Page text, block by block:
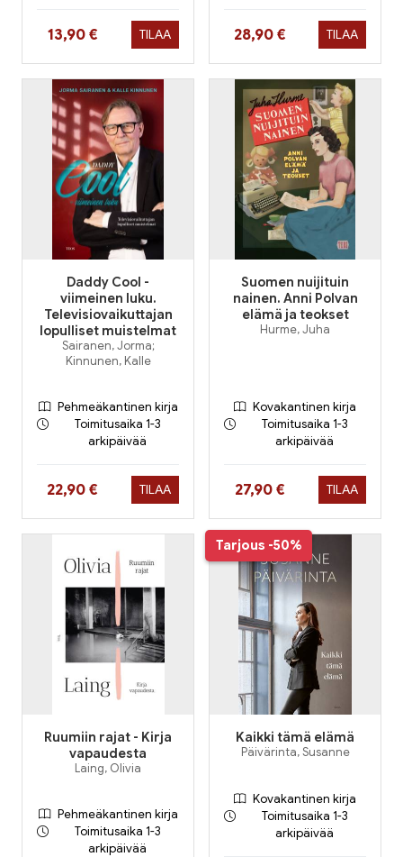
Hinta nyt
13,90 € TILAA Hinta nyt
28,90 € TILAA
Daddy Cool -
viimeinen luku.
Televisiovaikuttajan
lopulliset muistelmat
Sairanen, Jorma;
Kinnunen, Kalle
Pehmeäkantinen kirja
Toimitusaika 1-3
arkipäivää
Hinta nyt
22,90 € TILAA
Suomen nuijituin
nainen. Anni Polvan
elämä ja teokset
Hurme, Juha
Kovakantinen kirja
Toimitusaika 1-3
arkipäivää
Hinta nyt
27,90 € TILAA
Ruumiin rajat - Kirja
vapaudesta
Laing, Olivia
Pehmeäkantinen kirja
Toimitusaika 1-3
arkipäivää
Tarjous -50%
Kaikki tämä elämä
Päivärinta, Susanne
Kovakantinen kirja
Toimitusaika 1-3
arkipäivää